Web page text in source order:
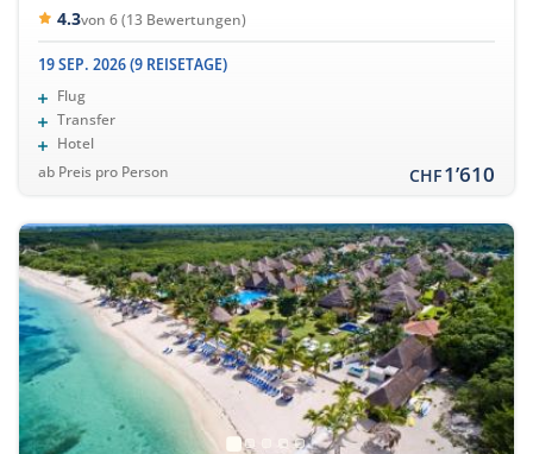
4.3von 6 (13 Bewertungen)
19 SEP. 2026 (9 REISETAGE)
Flug
Transfer
Hotel
ab Preis pro Person
CHF1’610